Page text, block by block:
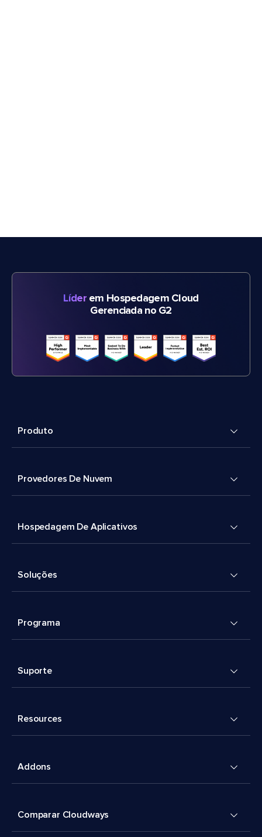
Líderem Hospedagem Cloud
Gerenciada no G2
Produto
Provedores De Nuvem
Hospedagem De Aplicativos
Soluções
Programa
Suporte
Resources
Addons
Comparar Cloudways